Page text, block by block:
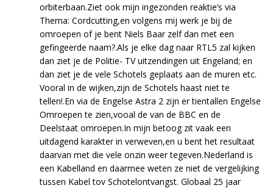
orbiterbaan.Ziet ook mijn ingezonden reaktie’s via
Thema: Cordcutting,en volgens mij werk je bij de
omroepen of je bent Niels Baar zelf dan met een
gefingeerde naam?.Als je elke dag naar RTL5 zal kijken
dan ziet je de Politie- TV uitzendingen uit Engeland; en
dan ziet je de vele Schotels geplaats aan de muren etc.
Vooral in de wijken,zijn de Schotels haast niet te
tellen!.En via de Engelse Astra 2 zijn er tientallen Engelse
Omroepen te zien,vooal de van de BBC en de
Deelstaat omroepen.In mijn betoog zit vaak een
uitdagend karakter in verweven,en u bent het resultaat
daarvan met die vele onzin weer tegeven.Nederland is
een Kabelland en daarmee weten ze niet de vergelijking
tussen Kabel tov Schotelontvangst. Globaal 25 jaar